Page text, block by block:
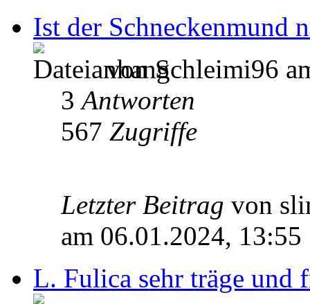
Ist der Schneckenmund
von Schleimi96
3Antworten
567 Zugriffe
Letzter Beitrag von
am 06.01.2024, 13:55
L. Fulica sehr träge und